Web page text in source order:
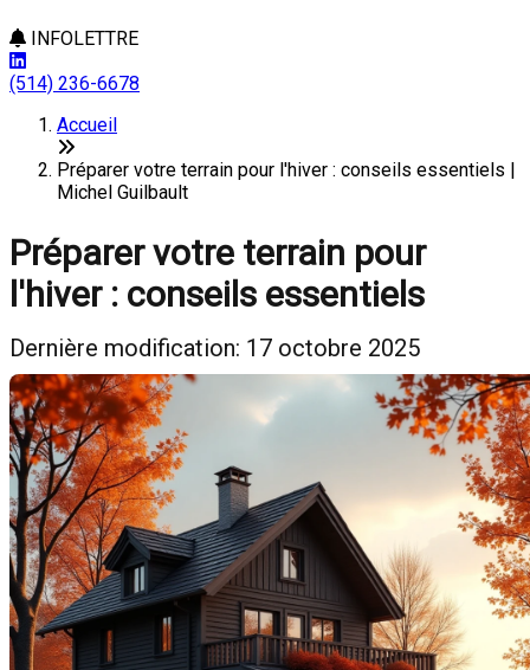
INFOLETTRE
(514) 236-6678
Accueil
Préparer votre terrain pour l'hiver : conseils essentiels |
Michel Guilbault
Préparer votre terrain pour
l'hiver : conseils essentiels
Dernière modification: 17 octobre 2025